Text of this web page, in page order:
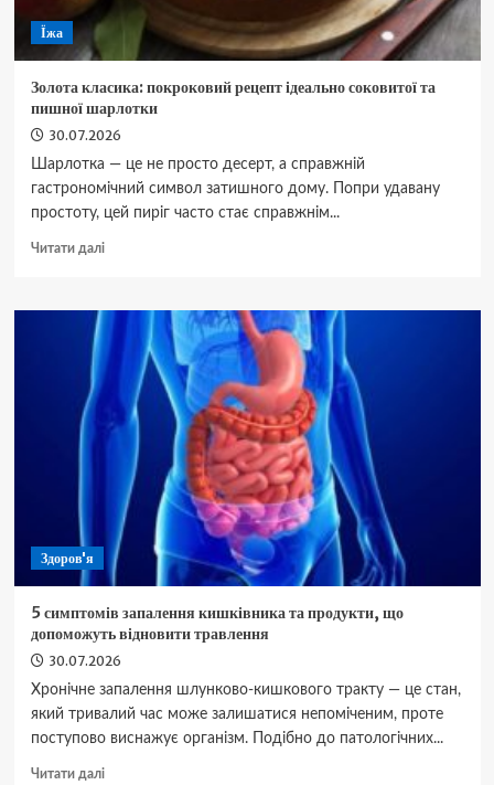
кожного
зодіаку
Їжа
Золота класика: покроковий рецепт ідеально соковитої та
пишної шарлотки
30.07.2026
Шарлотка — це не просто десерт, а справжній
гастрономічний символ затишного дому. Попри удавану
простоту, цей пиріг часто стає справжнім...
Читати даліДокладніше
класика:
покроковий
рецепт
ідеально
соковитої
пишної
шарлотки
Здоров'я
5 симптомів запалення кишківника та продукти, що
допоможуть відновити травлення
30.07.2026
Хронічне запалення шлунково-кишкового тракту — це стан,
який тривалий час може залишатися непоміченим, проте
поступово виснажує організм. Подібно до патологічних...
Читати даліДокладніше